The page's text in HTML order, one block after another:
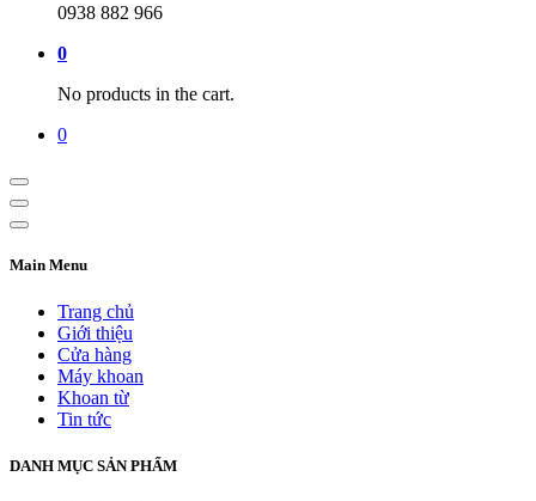
0938 882 966
0
No products in the cart.
0
Main Menu
Trang chủ
Giới thiệu
Cửa hàng
Máy khoan
Khoan từ
Tin tức
DANH MỤC SẢN PHẨM